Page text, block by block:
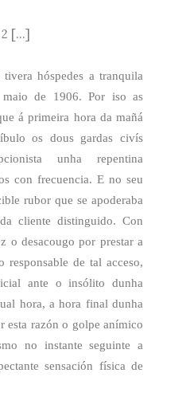
2 [...]
hóspedes a tranquila
de 1906. Por iso as
á primeira hora da mañá
os dous gardas civís
unha repentina
con frecuencia. E no seu
rubor que se apoderaba
cliente distinguido. Con
o desacougo por prestar a
responsable de tal acceso,
ante o insólito dunha
hora, a hora final dunha
esta razón o golpe anímico
no instante seguinte a
sensación física de